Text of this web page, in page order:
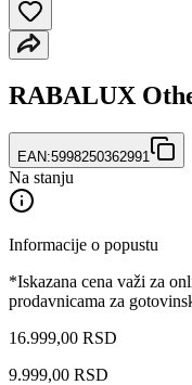
RABALUX
EAN:5998250362991
Na stanju
Informacije o popustu
*Iskazana cena važi za
prodavnicama za
16.999,00 RSD
9.999,00 RSD